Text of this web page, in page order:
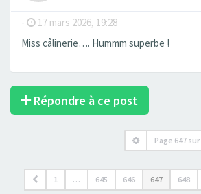
- 17 mars 2026, 19:28
Miss câlinerie…. Hummm superbe !
Répondre à ce post
Page 647 sur
1 … 645 646 647 648